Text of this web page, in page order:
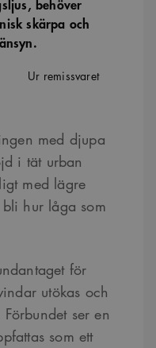
skärpa och
Ur remissvaret
med djupa
i tät urban
med lägre
hur låga som
för
utökas och
ser en
som ett